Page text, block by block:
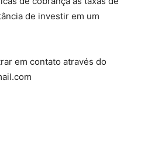
de investir em um
em contato através do